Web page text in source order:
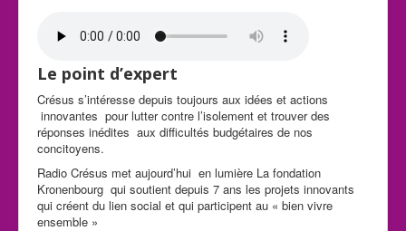
Le point d’expert
Crésus s’intéresse depuis toujours aux idées et actions
innovantes pour lutter contre l’isolement et trouver des
réponses inédites aux difficultés budgétaires de nos
concitoyens.
Radio Crésus met aujourd’hui en lumière La fondation
Kronenbourg qui soutient depuis 7 ans les projets innovants
qui créent du lien social et qui participent au « bien vivre
ensemble »